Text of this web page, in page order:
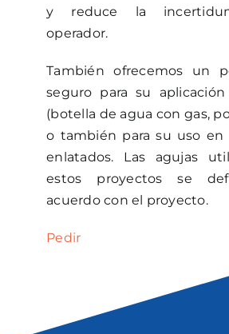
y reduce la
operador.
También ofrecemos un
seguro para su
(botella de agua con gas,
o también para su uso en
enlatados. Las agujas
estos proyectos se
acuerdo con el proyecto.
Pedir